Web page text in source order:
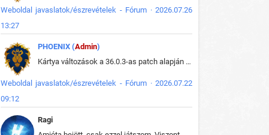
Weboldal javaslatok/észrevételek - Fórum · 2026.07.26
13:27
PHOENIX (Admin)
Kártya változások a 36.0.3-as patch alapján frissítve az adatbázisban (képek is cserélve).
Weboldal javaslatok/észrevételek - Fórum · 2026.07.22
09:12
Ragi